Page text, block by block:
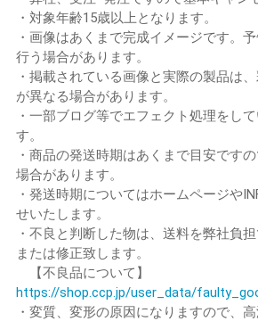
・対象年齢15歳以上となります。
・画像はあくまで完成イメージです。
行う場合があります。
・掲載されている画像と実際の製品は
が異なる場合があります。
・一部ブログ等でエフェクト処理をし
す。
・商品の発送時期はあくまで目安です
場合があります。
・発送時期についてはホームページや
せいたします。
・不良と判断した物は、送料を弊社負
または修正致します。
【不良品について】
https://shop.ccp.jp/user_data/
・変質、変形の原因になりますので、